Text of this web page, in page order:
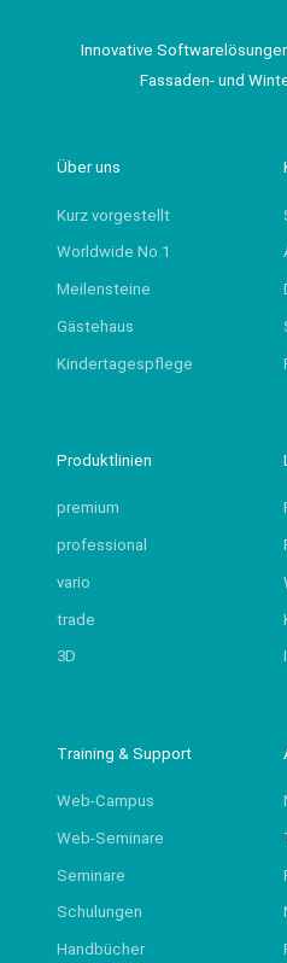
Innovative
Fassaden- und
Über uns
Kurz vorgestellt
Worldwide No.1
Meilensteine
Gästehaus
Kindertagespflege
Produktlinien
premium
professional
vario
trade
3D
Training & Support
Web-Campus
Web-Seminare
Seminare
Schulungen
Handbücher